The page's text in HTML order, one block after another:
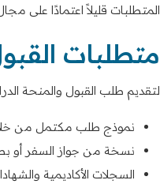
المتطلبات قليلاً اعتمادًا على
متطلبات
لتقديم طلب القبول والمنحة
نموذج طلب مكتمل من خلال
نسخة من جواز السفر أو
السجلات الأكاديمية